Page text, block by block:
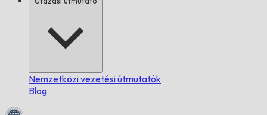
Nemzetközi vezetési útmutatók
Blog